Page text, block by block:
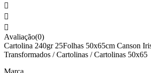



Avaliação(0)
Cartolina 240gr 25Folhas 50x65cm Canson
Transformados / Cartolinas / Cartolinas 50x65